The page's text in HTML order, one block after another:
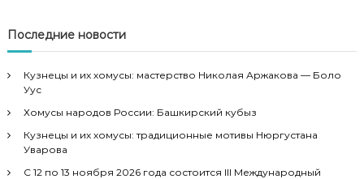
Последние новости
Кузнецы и их хомусы: мастерство Николая Аржакова — Боло
Уус
Хомусы народов России: Башкирский кубыз
Кузнецы и их хомусы: традиционные мотивы Нюргустана
Уварова
С 12 по 13 ноября 2026 года состоится III Международный